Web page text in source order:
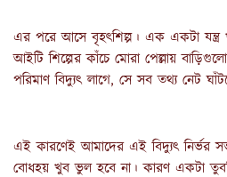
এর পরে আসে বৃহৎশিল্প। এক একটা যন্ত্র
আইটি শিল্পের কাঁচে মোরা পেল্লায়
পরিমাণ বিদ্যুৎ লাগে, সে সব তথ্য নেট
এই কারণেই আমাদের এই বিদ্যুৎ নির্ভর
বোধহয় খুব ভুল হবে না। কারণ একটা